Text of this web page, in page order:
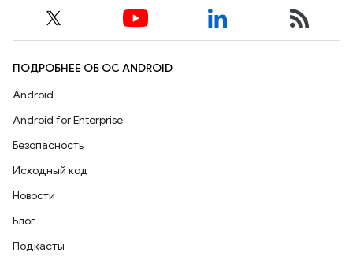
ПОДРОБНЕЕ ОБ ОС ANDROID
Android
Android for Enterprise
Безопасность
Исходный код
Новости
Блог
Подкасты